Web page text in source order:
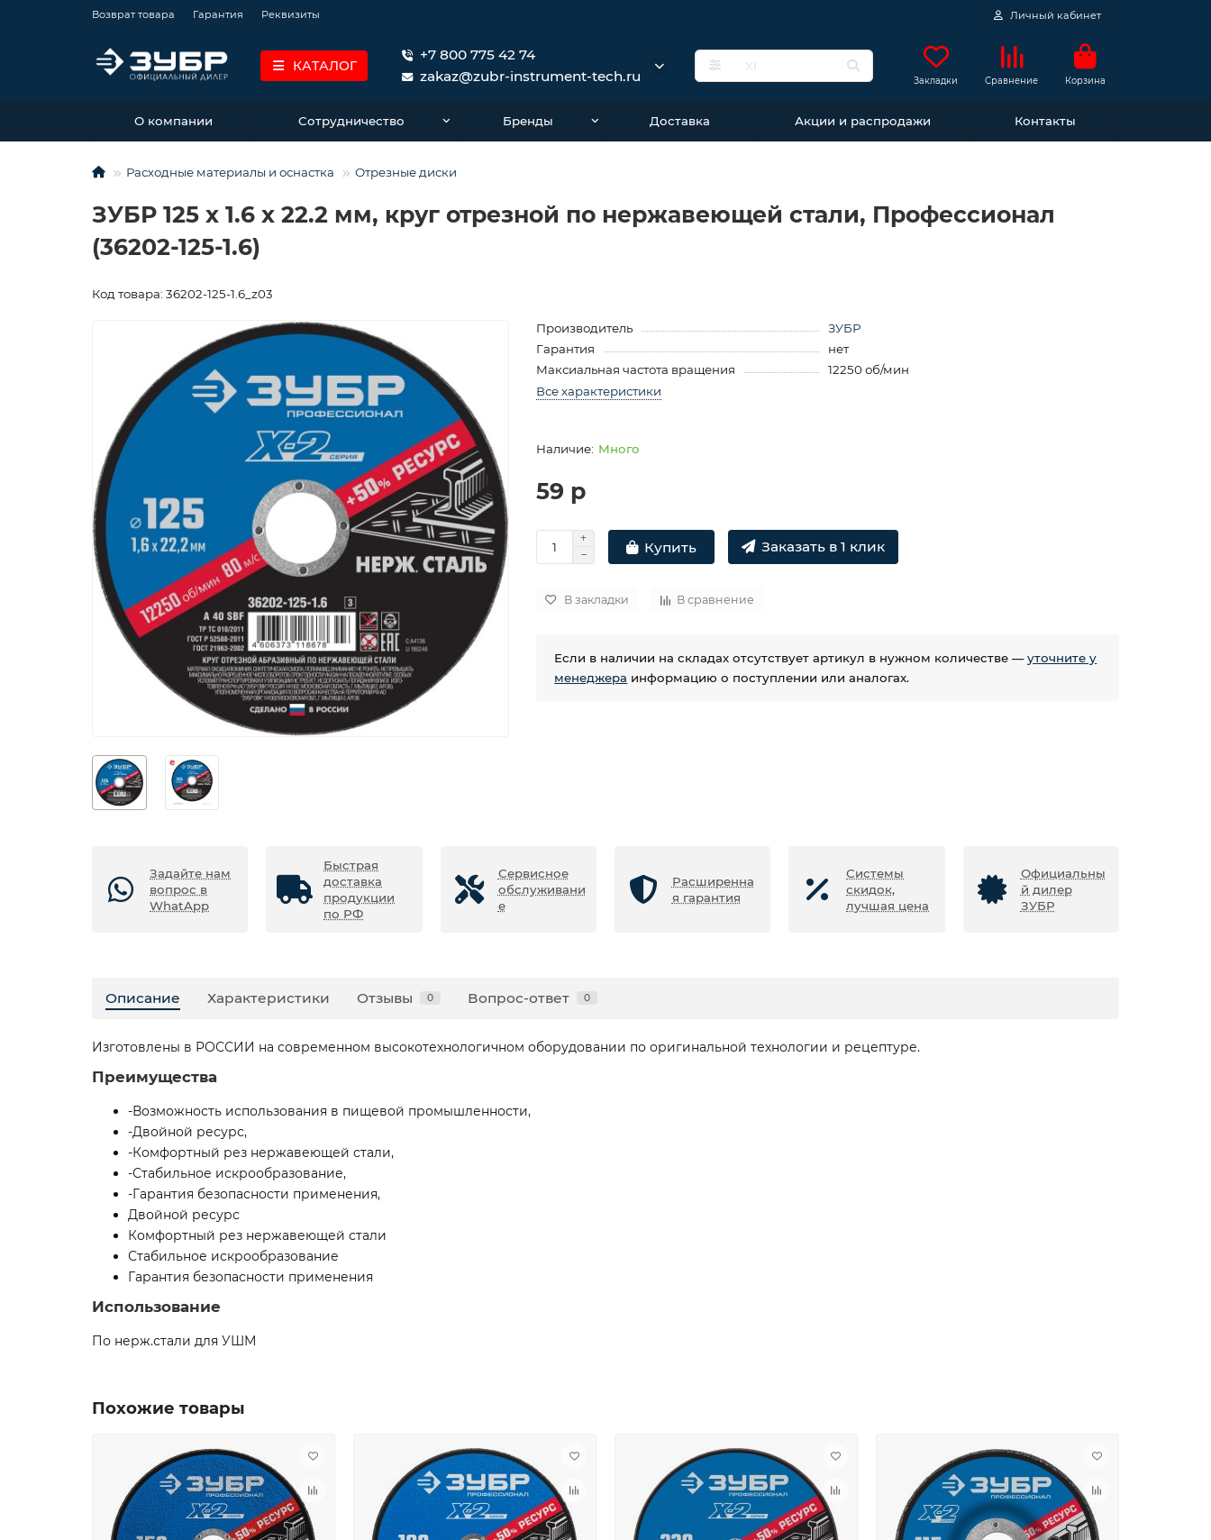
Возврат товара Гарантия Реквизиты Личный кабинет
КАТАЛОГ
+7 800 775 42 74
zakaz@zubr-instrument-tech.ru
Закладки Сравнение Корзина
О компании Сотрудничество Бренды Доставка Акции и распродажи Контакты
Расходные материалы и оснастка Отрезные диски
ЗУБР 125 x 1.6 x 22.2 мм, круг отрезной по нержавеющей стали, Профессионал
(36202-125-1.6)
Код товара: 36202-125-1.6_z03
Производитель
ЗУБР
Гарантия
нет
Максиальная частота вращения
12250 об/мин
Все характеристики
Много
59 р
Купить Заказать в 1 клик
В закладки В сравнение
Если в наличии на складах отсутствует артикул в нужном количестве —уточните у
менеджера информацию о поступлении или аналогах.
Задайте нам
вопрос в
WhatApp
Быстрая
доставка
продукции
по РФ
Сервисное
обслуживани
е
Расширенна
я гарантия
Системы
скидок,
лучшая цена
Официальны
й дилер
ЗУБР
Описание Характеристики Отзывы 0 Вопрос-ответ 0
Изготовлены в РОССИИ на современном высокотехнологичном оборудовании по оригинальной технологии и рецептуре.
Преимущества
-Возможность использования в пищевой промышленности,
-Двойной ресурс,
-Комфортный рез нержавеющей стали,
-Стабильное искрообразование,
-Гарантия безопасности применения,
Двойной ресурс
Комфортный рез нержавеющей стали
Стабильное искрообразование
Гарантия безопасности применения
Использование
По нерж.стали для УШМ
Похожие товары